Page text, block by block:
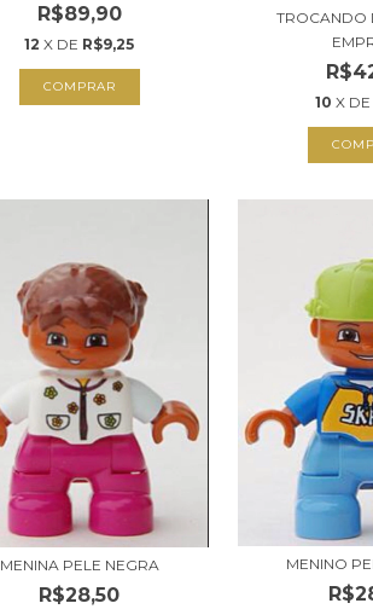
R$89,90
12 X DE R$9,25
TROCANDO
10 X DE
MENINA PELE NEGRA
R$28,50
MENINO